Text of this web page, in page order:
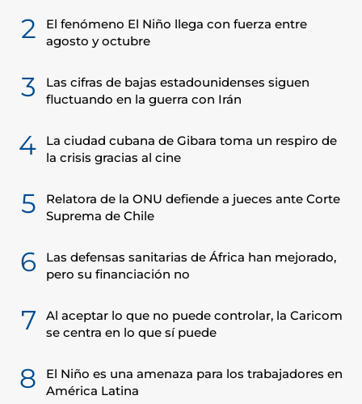
2
El fenómeno El Niño llega con fuerza entre
agosto y octubre
3
Las cifras de bajas estadounidenses siguen
fluctuando en la guerra con Irán
4
La ciudad cubana de Gibara toma un respiro de
la crisis gracias al cine
5
Relatora de la ONU defiende a jueces ante Corte
Suprema de Chile
6
Las defensas sanitarias de África han mejorado,
pero su financiación no
7
Al aceptar lo que no puede controlar, la Caricom
se centra en lo que sí puede
8
El Niño es una amenaza para los trabajadores en
América Latina